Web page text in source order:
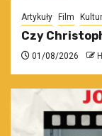
Artykuły Film
Czy
01/08/2026